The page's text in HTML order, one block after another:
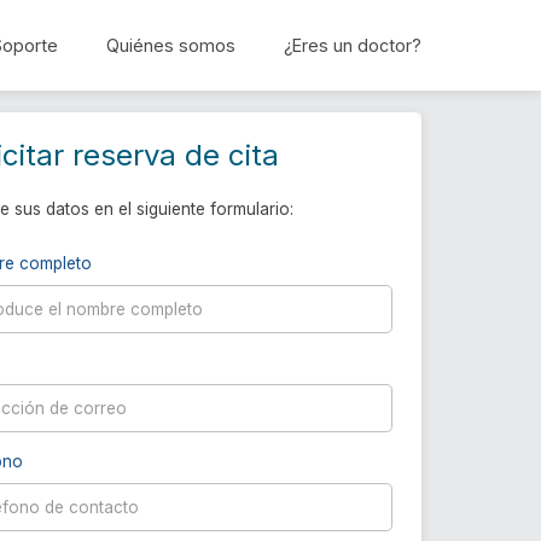
Quiénes somos ¿Eres un doctor?
Reservar cita
reserva de cita
sus datos en el siguiente formulario:
completo